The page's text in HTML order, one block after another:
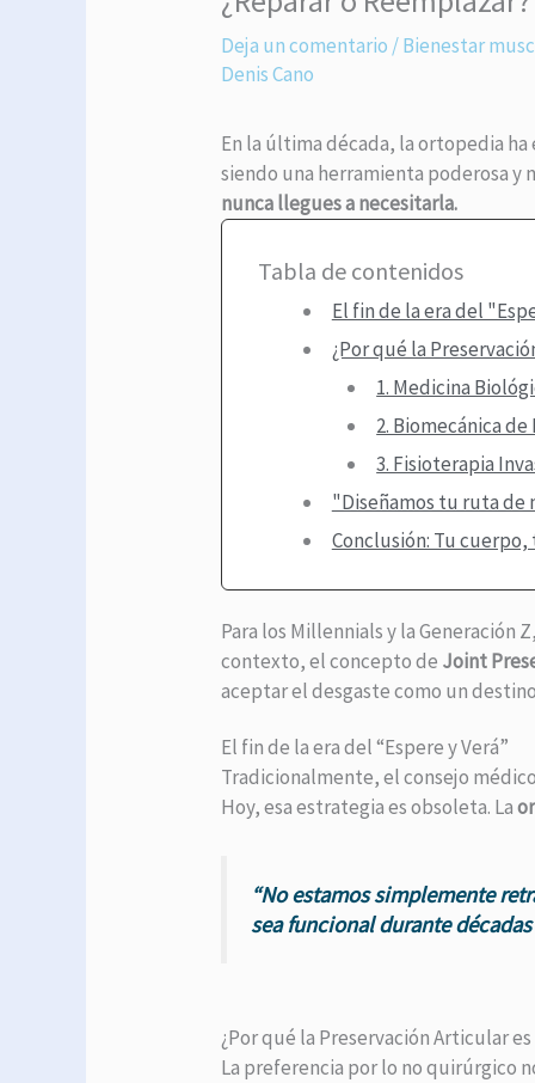
Deja un comentario /Bienestar
Denis Cano
En la última década, la ortopedia
siendo una herramienta poderosa y
nunca llegues a necesitarla.
Tabla de contenidos
El fin de la era del
¿Por qué la
1. Medicina
2. Biomecánica
3. Fisioterapia
"Diseñamos tu ruta de
Conclusión: Tu
Para los Millennials y la Generación
contexto, el concepto de Joint
aceptar el desgaste como un
El fin de la era del “Espere y Verá”
Tradicionalmente, el consejo
Hoy, esa estrategia es obsoleta. La
“No estamos simplemente
sea funcional durante décadas
¿Por qué la Preservación Articular
La preferencia por lo no quirúrgico